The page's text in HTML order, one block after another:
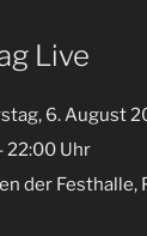
Live
6. August
22:00 Uhr
der Festhalle,